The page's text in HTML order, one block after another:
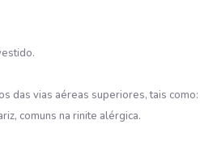
vias aéreas superiores, tais
comuns na rinite alérgica.